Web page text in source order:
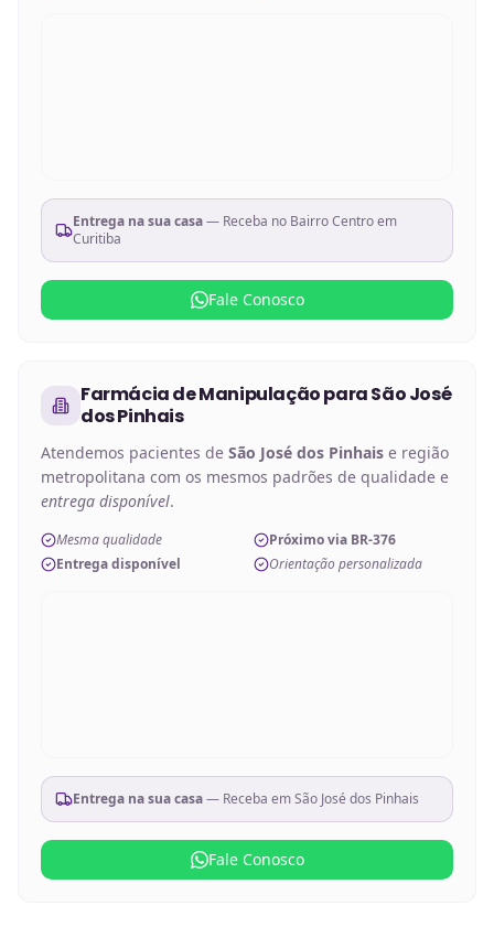
Entrega na sua casa— Receba no Bairro Centro em
Curitiba
Fale Conosco
Farmácia de ManipulaçãoparaSão José
dos Pinhais
Atendemos pacientes de São José dos Pinhais e região
metropolitana com os mesmos padrões de qualidade e
entrega disponível.
Mesma qualidade
Próximo via BR-376
Entrega disponível
Orientação personalizada
Entrega na sua casa— Receba emSão José dos Pinhais
Fale Conosco